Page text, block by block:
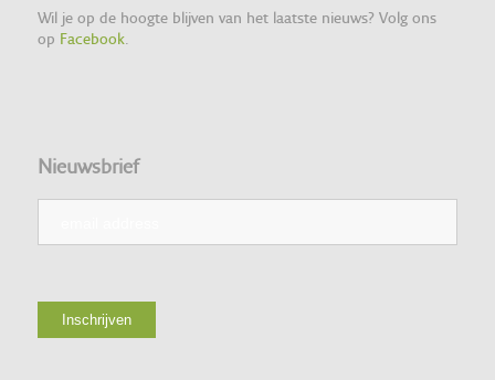
Wil je op de hoogte blijven van het laatste nieuws? Volg ons
op Facebook.
Nieuwsbrief